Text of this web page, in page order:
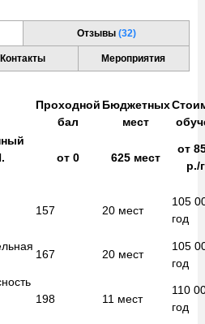
Отзывы (32)
Контакты Мероприятия
Проходной
бал
Бюджетных
мест
от0 625 мест
от
р./
157 20 мест
105
год
167 20 мест
105
год
198 11 мест
110
год